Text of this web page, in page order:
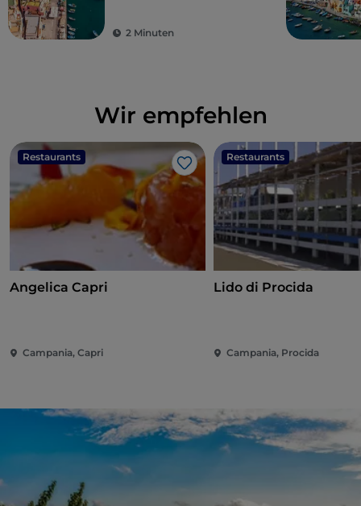
2 Minuten
Wir empfehlen
Restaurants
Like
Angelica Capri
Campania, Capri
Restaurants
Lido di Procida
Campania, Procida